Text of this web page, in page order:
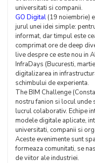
universitati si companii.
GO Digital (19 noiembrie)
jurul unei idei simple:
informat, dar timpul este
comprimat ore de deep
live despre ce este nou in
InfraDays (Bucuresti,
digitalizarea in
schimbului de experienta.
The BIM Challenge
nostru fanion si locul unde
lucrul colaborativ. Echipe
modele digitale aplicate,
universitati, companii si
Aceste evenimente sunt
formeaza comunitati, se
de viitor ale industriei.